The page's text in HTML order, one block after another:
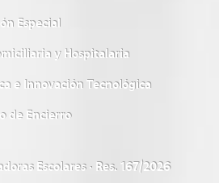
Especial
y Hospitalaria
e Innovación Tecnológica
de Encierro
Escolares · Res. 167/2026